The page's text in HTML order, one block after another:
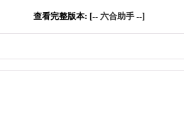
查看完整版本: [-- 六合助手--]